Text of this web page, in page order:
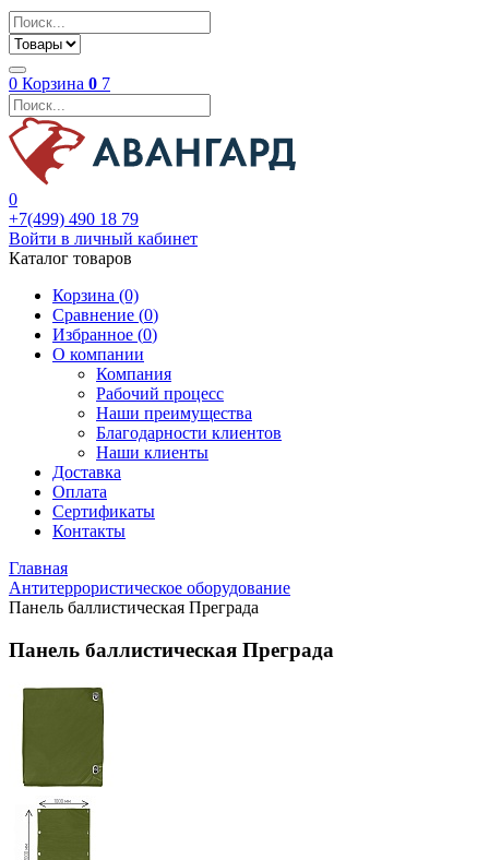
0 Корзина 0 7
0
+7(499) 490 18 79
Войти в личный кабинет
Каталог товаров
Корзина (0)
Сравнение (0)
Избранное (0)
О компании
Компания
Рабочий процесс
Наши преимущества
Благодарности клиентов
Наши клиенты
Доставка
Оплата
Сертификаты
Контакты
Главная
Антитеррористическое оборудование
Панель баллистическая Преграда
Панель баллистическая Преграда